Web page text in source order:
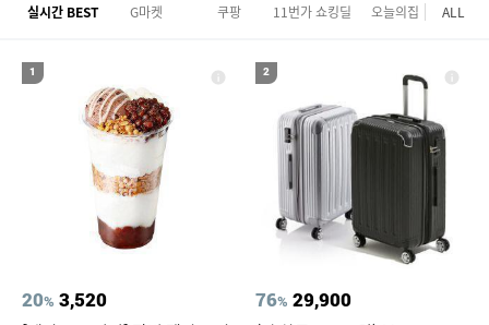
16 포켓몬 카드 뱀부3겹대나무화장지 18 가디건
성인용세발자전거중고
ALL
실시간 BEST G마켓 쿠팡 11번가 쇼킹딜 오늘의집
1
20% 3,520
2
76% 29,900